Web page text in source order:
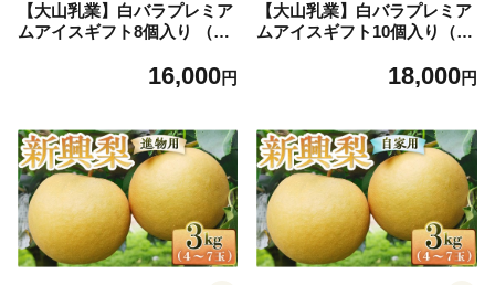
【大山乳業】白バラプレミア
ムアイスギフト8個入り （4
アイス 詰め合わせ カップア
砂糖、植物油脂、各種フレー
バー（ごま、えび、チーズな
ど）ベリー クリームチーズ
スイーツ 食べ比べ アイスク
リーム 白バラ牛乳 人気 倉吉
倉吉市
16,000円
【大山乳業】白バラプレミア
ムアイスギフト10個入り（大
イス ミルク 抹茶 キャラメル
べ比べ アイスクリーム 人気
倉吉 倉吉市）
18,000円